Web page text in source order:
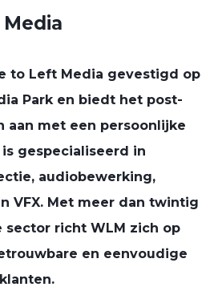
to Left Media gevestigd op
Park en biedt het post-
aan met een persoonlijke
gespecialiseerd in
audiobewerking,
VFX. Met meer dan twintig
sector richt WLM zich op
en eenvoudige